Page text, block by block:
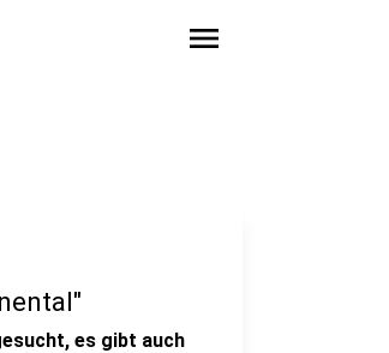
menu
es gibt auch